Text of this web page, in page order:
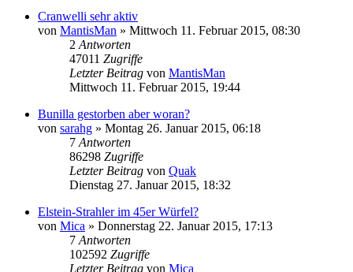
Cranwelli sehr aktiv
von MantisMan » Mittwoch 11. Februar 2015, 08:30
2 Antworten
47011 Zugriffe
Letzter Beitrag von MantisMan
Mittwoch 11. Februar 2015, 19:44
Bunilla gestorben aber woran?
von sarahg » Montag 26. Januar 2015, 06:18
7 Antworten
86298 Zugriffe
Letzter Beitrag von Quak
Dienstag 27. Januar 2015, 18:32
Elstein-Strahler im 45er Würfel?
von Mica » Donnerstag 22. Januar 2015, 17:13
7 Antworten
102592 Zugriffe
Letzter Beitrag von Mica